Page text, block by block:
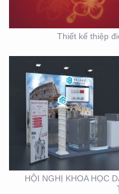
Thiết kế thiệp
HỘI NGHỊ KHOA HỌC
HỘI NGHỊ DA
TOÀN QUỐC NĂM
TẠI CẦN THƠ
HÀNG MINH
GROUP)